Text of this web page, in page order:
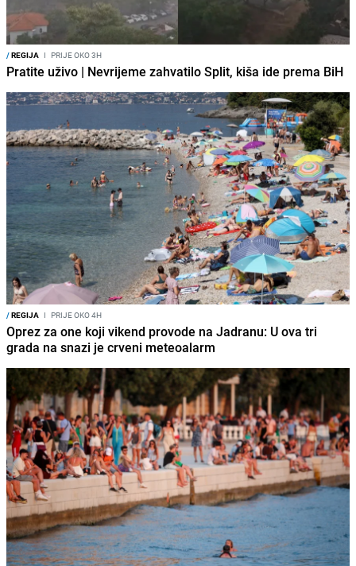
/REGIJA I PRIJE OKO 3H
Pratite uživo | Nevrijeme zahvatilo Split, kiša ide prema BiH
/REGIJA I PRIJE OKO 4H
Oprez za one koji vikend provode na Jadranu: U ova tri
grada na snazi je crveni meteoalarm